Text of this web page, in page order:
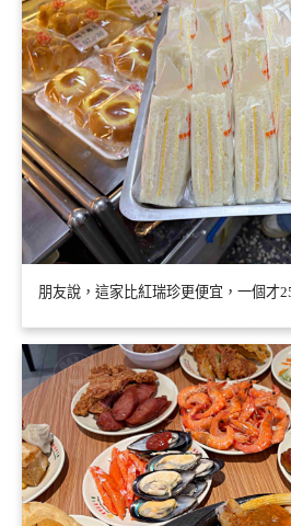
朋友說，這家比紅瑞珍更便宜，一個才